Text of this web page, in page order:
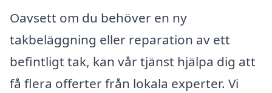
Oavsett om du behöver en ny
takbeläggning eller reparation av ett
befintligt tak, kan vår tjänst hjälpa dig att
få flera offerter från lokala experter. Vi